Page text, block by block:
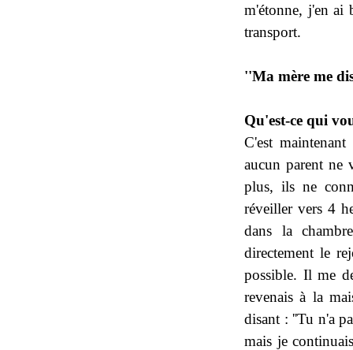
m'étonne, j'en ai
transport.
''Ma mère me
Qu'est-ce qui
C'est
aucun parent ne
plus, ils ne
réveiller vers 4
dans la
directement le
possible. Il me
revenais à la
disant : ''Tu n'a
mais je